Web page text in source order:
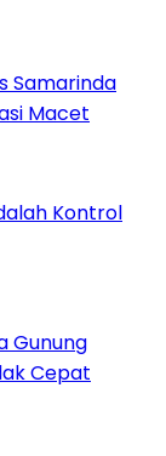
Samarinda
Macet
Kontrol
Gunung
Cepat